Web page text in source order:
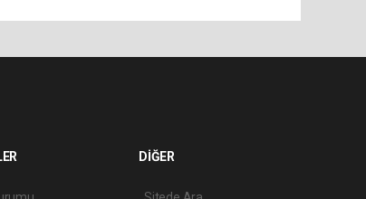
DİĞER